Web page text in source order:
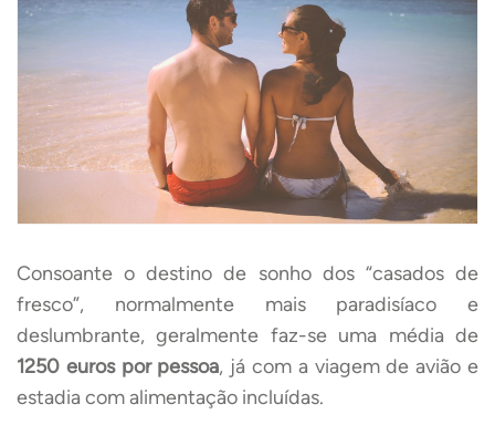
Consoante o destino de sonho dos “casados de
fresco”, normalmente mais paradisíaco e
deslumbrante, geralmente faz-se uma média de
1250 euros por pessoa, já com a viagem de avião e
estadia com alimentação incluídas.